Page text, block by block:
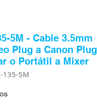
5M - Cable 3.5mm
Plug a Canon Plug
o Portátil a Mixer
135-5M